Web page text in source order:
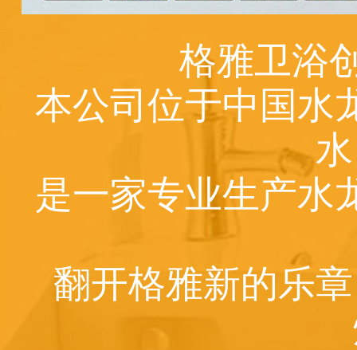
格雅卫浴
本公司位于中国水
是一家专业生产水
翻开格雅新的乐